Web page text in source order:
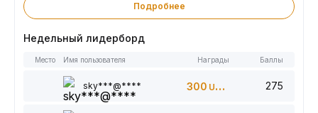
Подробнее
Недельный лидерборд
Место Имя пользователя Награды Баллы
sky***@**** 300 USDT 275